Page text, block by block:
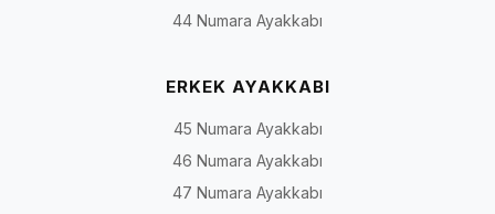
44 Numara Ayakkabı
ERKEK AYAKKABI
45 Numara Ayakkabı
46 Numara Ayakkabı
47 Numara Ayakkabı